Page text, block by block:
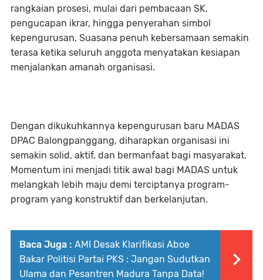
rangkaian prosesi, mulai dari pembacaan SK,
pengucapan ikrar, hingga penyerahan simbol
kepengurusan. Suasana penuh kebersamaan semakin
terasa ketika seluruh anggota menyatakan kesiapan
menjalankan amanah organisasi.
Dengan dikukuhkannya kepengurusan baru MADAS
DPAC Balongpanggang, diharapkan organisasi ini
semakin solid, aktif, dan bermanfaat bagi masyarakat.
Momentum ini menjadi titik awal bagi MADAS untuk
melangkah lebih maju demi terciptanya program-
program yang konstruktif dan berkelanjutan.
Baca Juga : AMI Desak Klarifikasi Aboe
Bakar Politisi Partai PKS : Jangan Sudutkan
Ulama dan Pesantren Madura Tanpa Data!